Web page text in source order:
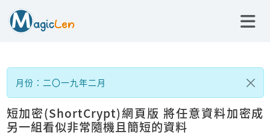
月份：二〇一九年二月
短加密(ShortCrypt)網頁版 將任意資料加密成
另一組看似非常隨機且簡短的資料